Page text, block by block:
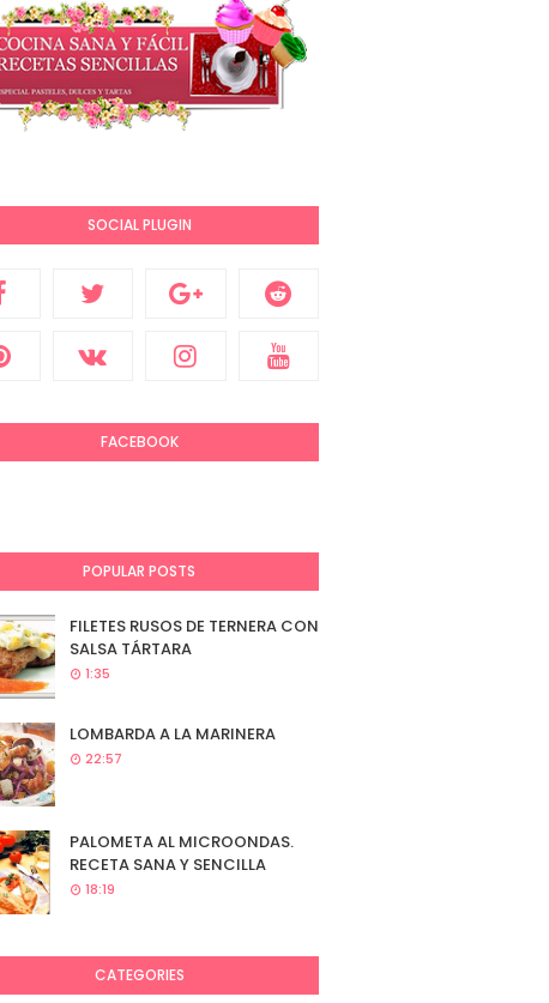
SOCIAL PLUGIN
FACEBOOK
POPULAR POSTS
FILETES RUSOS DE TERNERA CON
SALSA TÁRTARA
1:35
LOMBARDA A LA MARINERA
22:57
PALOMETA AL MICROONDAS.
RECETA SANA Y SENCILLA
18:19
CATEGORIES